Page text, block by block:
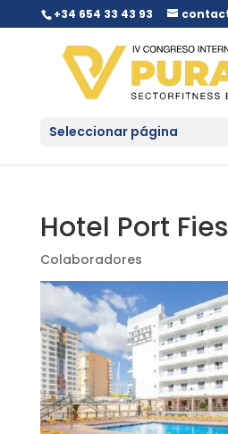
+34 654 33 43 93
Seleccionar página
Hotel Port
Colaboradores